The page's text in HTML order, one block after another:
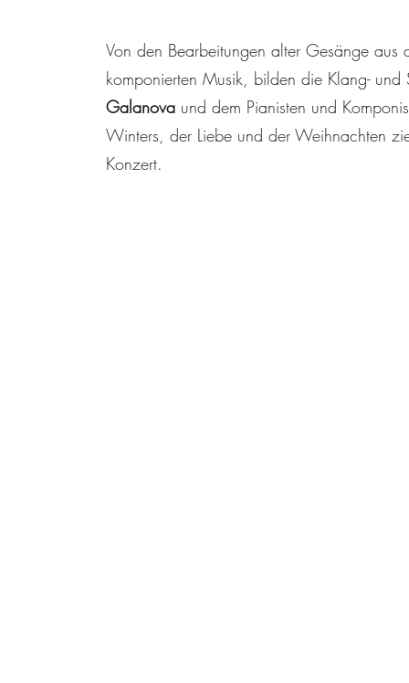
Von den Bearbeitungen alter Gesänge
komponierten Musik, bilden die Klang-
Galanova und dem Pianisten und
Winters, der Liebe und der Weihnachten
Konzert.